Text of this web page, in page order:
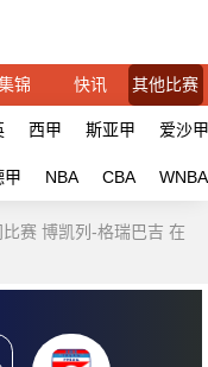
锦 快讯 其他比赛
西甲 斯亚甲 爱沙甲
甲 NBA CBA WNBA
赛 博凯列-格瑞巴吉 在